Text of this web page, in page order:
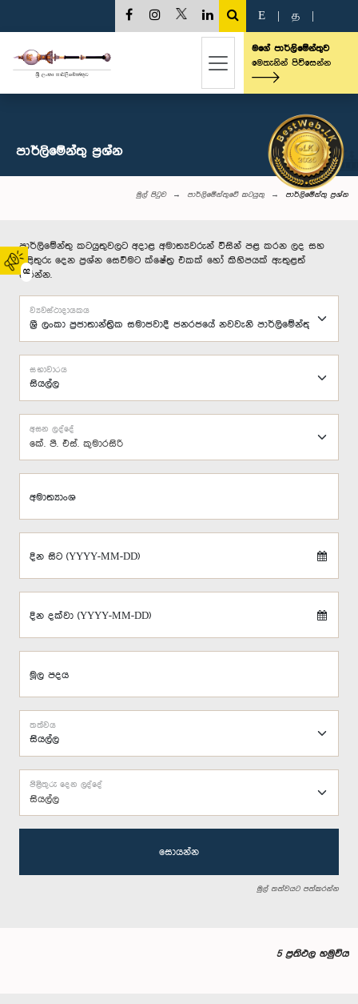
02
E த
මගේ පාර්ලිමේන්තුව
මෙතැනින් පිවිසෙන්න
පාර්ලි‌මේන්තු‌ ප්‍රශ්න
මුල් පිටුව පාර්ලිමේන්තුවේ කටයුතු පාර්ලි‌මේන්තු‌ ප්‍රශ්න
පාර්ලිමේන්තු කටයුතුවලට අදාළ අමාත්‍යවරුන් විසින් පළ කරන ලද සහ
පිළිතුරු දෙන ප්‍රශ්න සෙවීමට ක්ෂේත්‍ර එකක් හෝ කිහිපයක් ඇතුළත්
කරන්න.
ව්‍යවස්ථාදායකය
සභාවාරය
කේ. පී. එස්. කුමාරසිරි
අසන ලද්දේ
අමාත්‍යාංශ
දින සිට (YYYY-MM-DD)
දින දක්වා (YYYY-MM-DD)
මූල පදය
තත්වය
සියල්ල
පිළිතුරු දෙන ලද්දේ
සොයන්න
මුල් තත්වයට පත්කරන්න
5 ප්‍රතිඵල හමුවිය